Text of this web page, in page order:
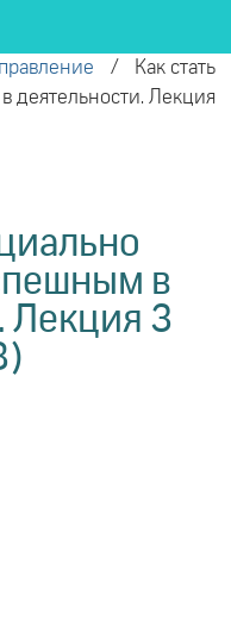
/
Как стать
деятельности. Лекция
в
Лекция 3